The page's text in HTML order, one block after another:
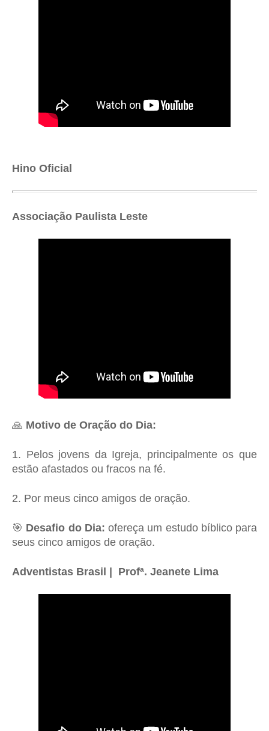
Hino Oficial
Associação Paulista Leste
🙏 Motivo de Oração do Dia:
1. Pelos jovens da Igreja, principalmente os que
estão afastados ou fracos na fé.
2. Por meus cinco amigos de oração.
🎯 Desafio do Dia: ofereça um estudo bíblico para
seus cinco amigos de oração.
Adventistas Brasil | Profª. Jeanete Lima